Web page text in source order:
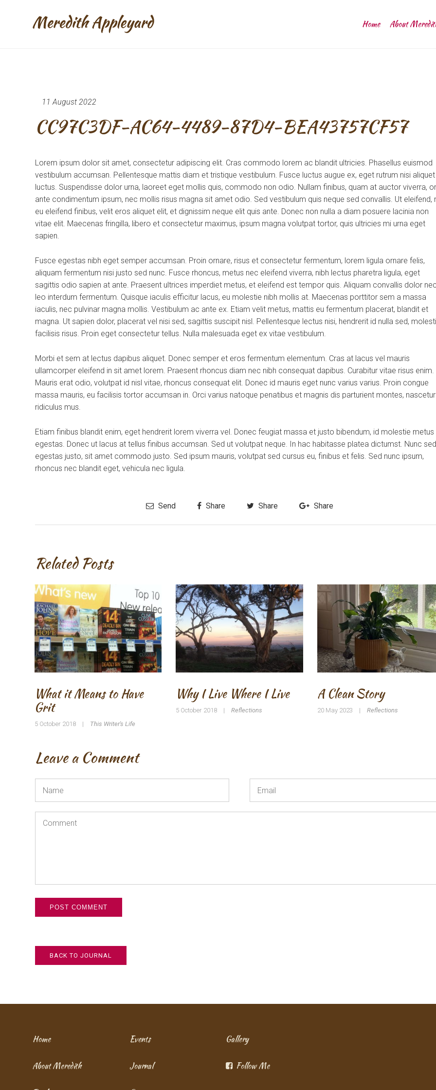
Home About
11 August 2022
CC97C3DF-AC64-4489-87D4-BEA43757CF57
Lorem ipsum dolor sit amet, consectetur adipiscing elit. Cras commodo lorem ac blandit ultricies. Phasellus euismod
vestibulum accumsan. Pellentesque mattis diam et tristique vestibulum. Fusce luctus augue ex, eget rutrum nisi aliquet
luctus. Suspendisse dolor urna, laoreet eget mollis quis, commodo non odio. Nullam finibus, quam at auctor viverra,
ante condimentum ipsum, nec mollis risus magna sit amet odio. Sed vestibulum quis neque sed convallis. Ut eleifend,
eu eleifend finibus, velit eros aliquet elit, et dignissim neque elit quis ante. Donec non nulla a diam posuere lacinia non
vitae elit. Maecenas fringilla, libero et consectetur maximus, ipsum magna volutpat tortor, quis ultricies mi urna eget
sapien.
Fusce egestas nibh eget semper accumsan. Proin ornare, risus et consectetur fermentum, lorem ligula ornare felis,
aliquam fermentum nisi justo sed nunc. Fusce rhoncus, metus nec eleifend viverra, nibh lectus pharetra ligula, eget
sagittis odio sapien at ante. Praesent ultrices imperdiet metus, et eleifend est tempor quis. Aliquam convallis dolor
leo interdum fermentum. Quisque iaculis efficitur lacus, eu molestie nibh mollis at. Maecenas porttitor sem a massa
iaculis, nec pulvinar magna mollis. Vestibulum ac ante ex. Etiam velit metus, mattis eu fermentum placerat, blandit et
magna. Ut sapien dolor, placerat vel nisi sed, sagittis suscipit nisl. Pellentesque lectus nisi, hendrerit id nulla sed,
facilisis risus. Proin eget consectetur tellus. Nulla malesuada eget ex vitae vestibulum.
Morbi et sem at lectus dapibus aliquet. Donec semper et eros fermentum elementum. Cras at lacus vel mauris
ullamcorper eleifend in sit amet lorem. Praesent rhoncus diam nec nibh consequat dapibus. Curabitur vitae risus enim.
Mauris erat odio, volutpat id nisl vitae, rhoncus consequat elit. Donec id mauris eget nunc varius varius. Proin congue
massa mauris, eu facilisis tortor accumsan in. Orci varius natoque penatibus et magnis dis parturient montes, nascetur
ridiculus mus.
Etiam finibus blandit enim, eget hendrerit lorem viverra vel. Donec feugiat massa et justo bibendum, id molestie metus
egestas. Donec ut lacus at tellus finibus accumsan. Sed ut volutpat neque. In hac habitasse platea dictumst. Nunc sed
egestas justo, sit amet commodo justo. Sed ipsum mauris, volutpat sed cursus eu, finibus et felis. Sed nunc ipsum,
rhoncus nec blandit eget, vehicula nec ligula.
Send Share Share Share
Related Posts
What it Means to Have
Grit
5 October 2018 | This Writer's Life
Why I Live Where I Live
5 October 2018 | Reflections
A Clean Story
20 May 2023 | Reflections
Leave a Comment
BACK TO JOURNAL
Home
About Meredith
Events
Journal
Gallery
Follow Me